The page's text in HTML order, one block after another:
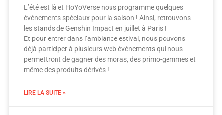
L’été est là et HoYoVerse nous programme quelques
événements spéciaux pour la saison ! Ainsi, retrouvons
les stands de Genshin Impact en juillet à Paris !
Et pour entrer dans l’ambiance estival, nous pouvons
déjà participer à plusieurs web événements qui nous
permettront de gagner des moras, des primo-gemmes et
même des produits dérivés !
LIRE LA SUITE »